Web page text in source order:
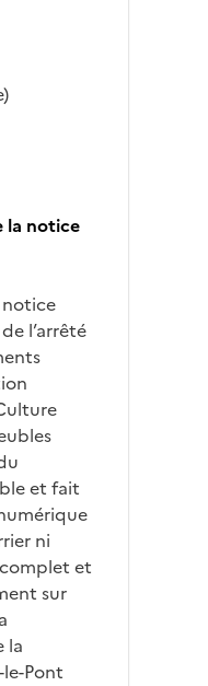
la notice
l’arrêté
et fait
ni
et
sur
la
Pont